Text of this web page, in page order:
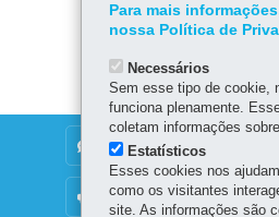
DENUNCIE CORRUPÇÃO
OUVIDORIA
Para mais
nossa Política de
Necessários
Sem esse tipo de cookie,
funciona plenamente.
coletam informações
Estatísticos
Esses cookies nos
como os visitantes
site. As informações são